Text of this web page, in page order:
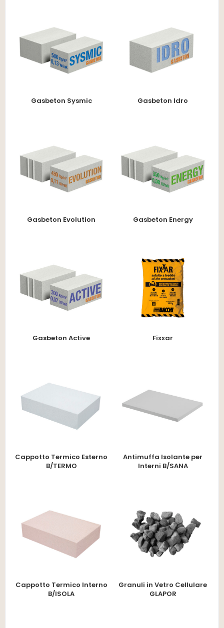
Gasbeton Sysmic Gasbeton Idro
Gasbeton Evolution Gasbeton Energy
Gasbeton Active Fixxar
Cappotto Termico Esterno
B/TERMO
Antimuffa Isolante per
Interni B/SANA
Cappotto Termico Interno
B/ISOLA
Granuli in Vetro Cellulare
GLAPOR